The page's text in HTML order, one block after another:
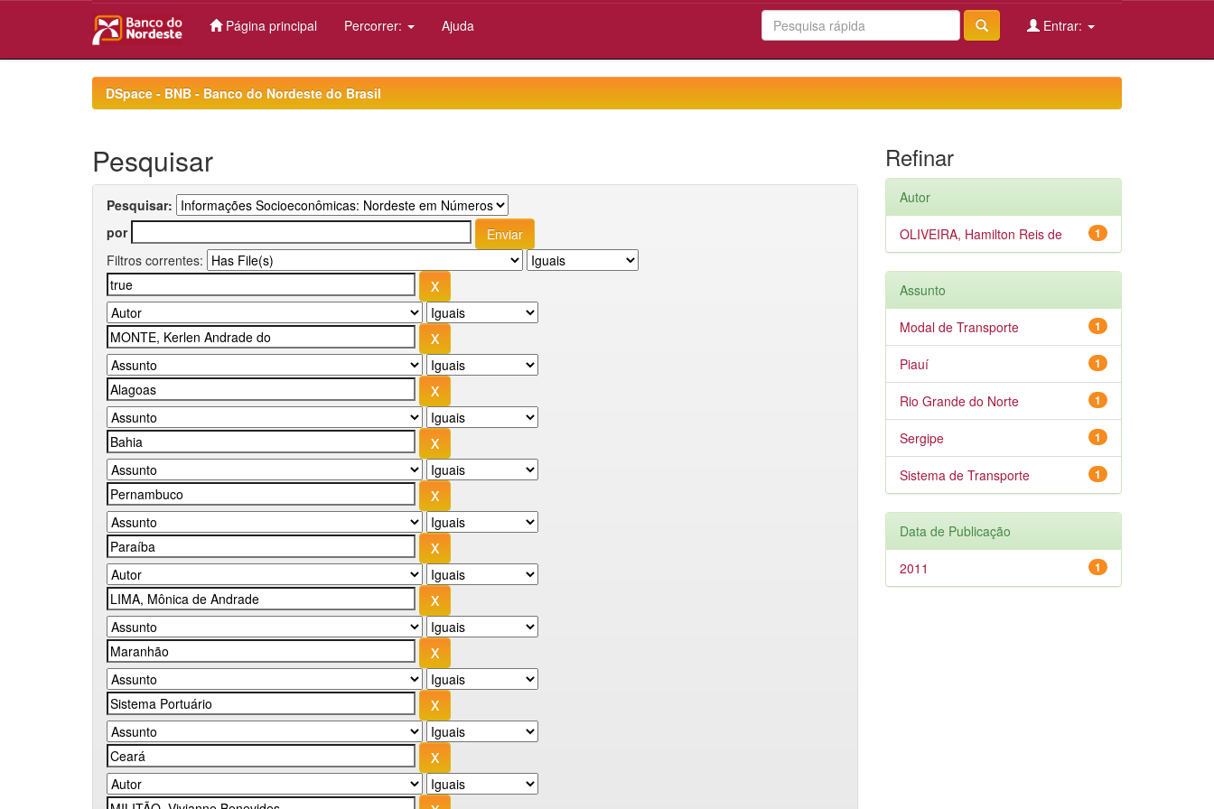
Página principal Percorrer: Ajuda Entrar:
DSpace - BNB - Banco do Nordeste do Brasil
Pesquisar
Pesquisar:
por
Filtros correntes:
Refinar
Autor
1
OLIVEIRA, Hamilton Reis de
Assunto
1
Modal de Transporte
1
Piauí
1
Rio Grande do Norte
1
Sergipe
1
Sistema de Transporte
Data de Publicação
1
2011